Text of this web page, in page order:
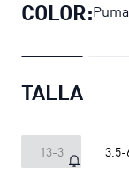
COLOR:
TALLA
13-3 3.5-